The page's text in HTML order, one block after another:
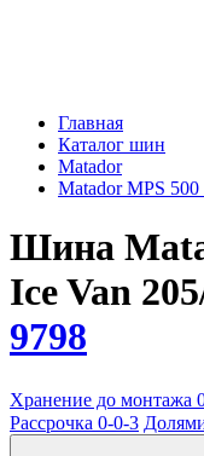
Главная
Каталог шин
Matador
Matador MPS 500
Шина
Ice Van
9798
Хранение до монтажа
Рассрочка 0-0-3